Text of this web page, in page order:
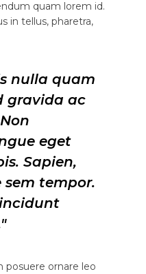
quam lorem id.
in tellus, pharetra,
nulla quam
gravida ac
eget
Sapien,
tempor.
posuere ornare leo